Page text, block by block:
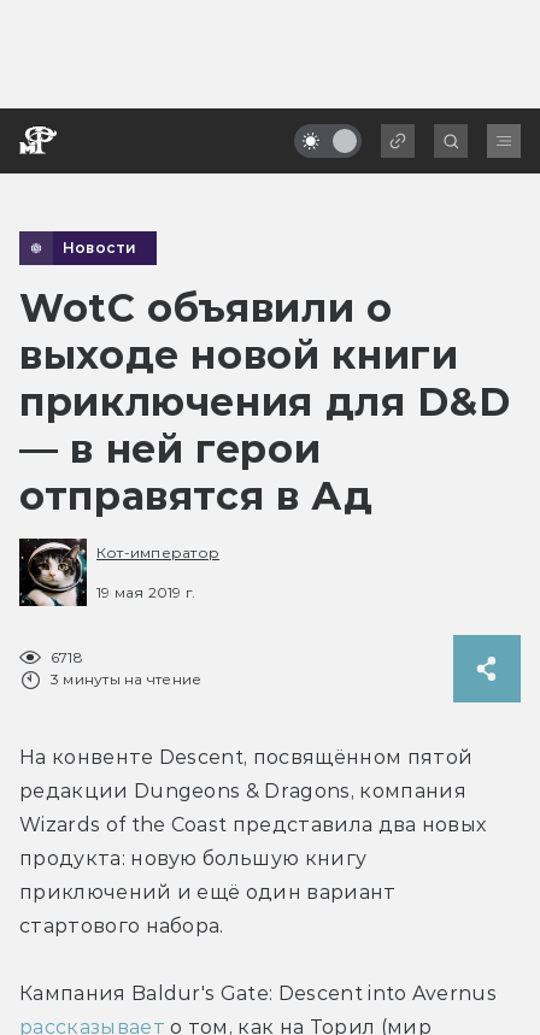
Новости
WotC объявили о
выходе новой книги
приключения для D&D
— в ней герои
отправятся в Ад
Кот-император
19 мая 2019 г.
6718
3 минуты на чтение
На конвенте Descent, посвящённом пятой
редакции Dungeons & Dragons, компания
Wizards of the Coast представила два новых
продукта: новую большую книгу
приключений и ещё один вариант
стартового набора.
рассказывает о том, как на Торил (мир